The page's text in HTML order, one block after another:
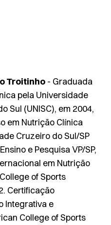
Troitinho - Graduada
pela Universidade
Sul (UNISC), em 2004,
em Nutrição Clínica
Cruzeiro do Sul/SP
e Pesquisa VP/SP,
em Nutrição
of Sports
Certificação
Integrativa e
College of Sports